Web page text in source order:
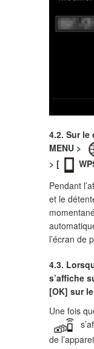
4.2. Sur
MENU >
> [
Pendant
et le
l’écran de
4.3.
s’affiche
[OK] sur
Une fois
de